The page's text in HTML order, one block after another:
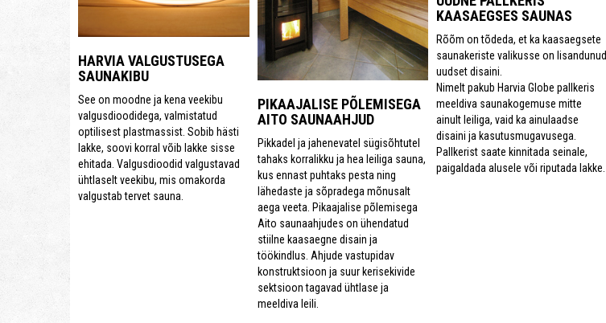
HARVIA VALGUSTUSEGA
SAUNAKIBU
See on moodne ja kena veekibu
valgusdioodidega, valmistatud
optilisest plastmassist. Sobib hästi
lakke, soovi korral võib lakke sisse
ehitada. Valgusdioodid valgustavad
ühtlaselt veekibu, mis omakorda
valgustab tervet sauna.
PIKAAJALISE PÕLEMISEGA
AITO SAUNAAHJUD
Pikkadel ja jahenevatel sügisõhtutel
tahaks korralikku ja hea leiliga sauna,
kus ennast puhtaks pesta ning
lähedaste ja sõpradega mõnusalt
aega veeta. Pikaajalise põlemisega
Aito saunaahjudes on ühendatud
stiilne kaasaegne disain ja
töökindlus. Ahjude vastupidav
konstruktsioon ja suur kerisekivide
sektsioon tagavad ühtlase ja
meeldiva leili.
KAASAEGSES SAUNAS
Rõõm on tõdeda, et ka kaasaegsete
saunakeriste valikusse on lisandunud
uudset disaini.
Nimelt pakub Harvia Globe pallkeris
meeldiva saunakogemuse mitte
ainult leiliga, vaid ka ainulaadse
disaini ja kasutusmugavusega.
Pallkerist saate kinnitada seinale,
paigaldada alusele või riputada lakke.